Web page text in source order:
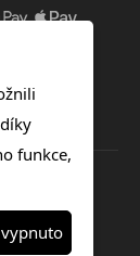
funkce,
vypnuto